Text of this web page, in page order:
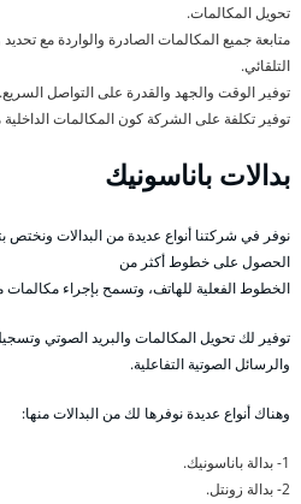
تحويل المكالمات.
متابعة جميع المكالمات الصادرة والواردة مع
التلقائي.
توفير الوقت والجهد والقدرة على التواصل السريع.
توفير تكلفة على الشركة كون المكالمات الداخلية
بدالات باناسونيك
نوفر في شركتنا أنواع عديدة من البدالات ونختص
الحصول على خطوط أكثر من
الخطوط الفعلية للهاتف، وتسمح بإجراء مكالمات
توفير لك تحويل المكالمات والبريد الصوتي
والرسائل الصوتية التفاعلية.
وهناك أنواع عديدة نوفرها لك من البدالات منها:
1- بدالة باناسونيك.
2- بدالة زونتل.